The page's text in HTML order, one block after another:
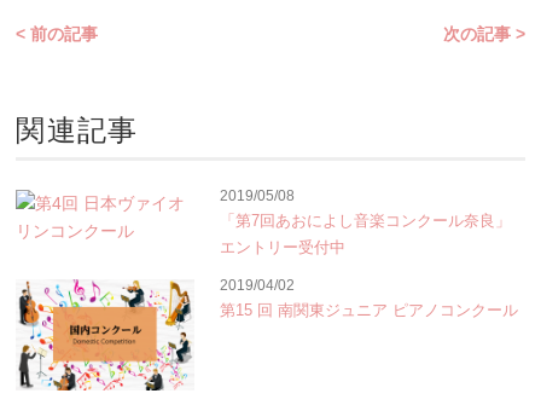
< 前の記事 次の記事 >
関連記事
2019/05/08
「第7回あおによし音楽コンクール奈良」
エントリー受付中
2019/04/02
第15 回 南関東ジュニア ピアノコンクール